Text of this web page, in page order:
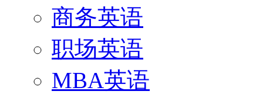
商务英语
职场英语
MBA英语